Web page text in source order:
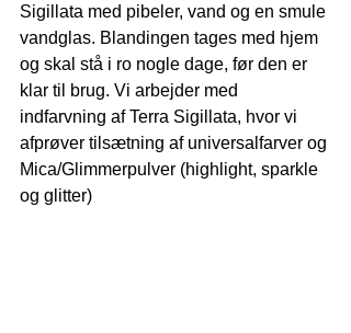
Sigillata med pibeler, vand og en smule
vandglas. Blandingen tages med hjem
og skal stå i ro nogle dage, før den er
klar til brug. Vi arbejder med
indfarvning af Terra Sigillata, hvor vi
afprøver tilsætning af universalfarver og
Mica/Glimmerpulver (highlight, sparkle
og glitter)